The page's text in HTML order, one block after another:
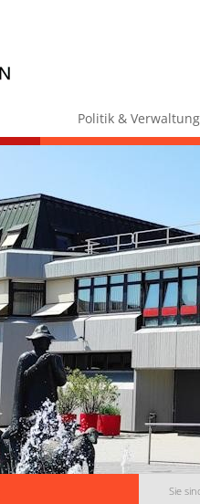
Politik & Verwaltung
Sie